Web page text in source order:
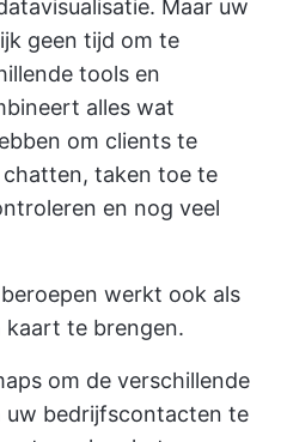
Maar uw
geen tijd om te
tools en
alles wat
om clients te
taken toe te
en nog veel
werkt ook als
te brengen.
om de verschillende
uw bedrijfscontacten te